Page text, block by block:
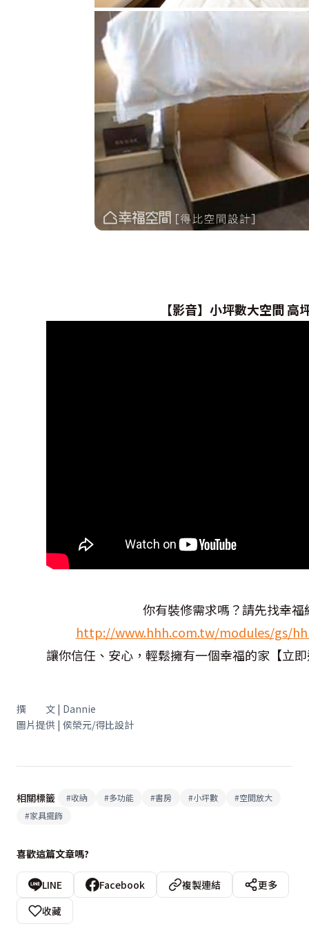
【影音】 小坪數大空間 高
你有裝修需求嗎？請先找幸
http://www.hhh.com.tw/modules/gs/
讓你信任、安心，輕鬆擁有一個幸福的家【立
撰 文 | Dannie
圖片提供 | 侯榮元/得比設計
相關標籤 #收納 #多功能 #書房 #小坪數 #空間放大
#家具擺飾
喜歡這篇文章嗎?
LINE Facebook 複製連結
更多
收藏